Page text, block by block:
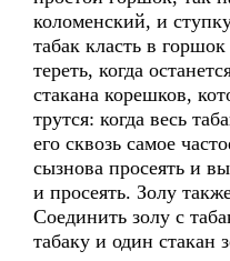
коломенский, и
табак класть в
тереть, когда
стакана корешков,
трутся: когда весь
его сквозь самое
сызнова просеять и
и просеять. Золу
Соединить золу с
табаку и один стакан